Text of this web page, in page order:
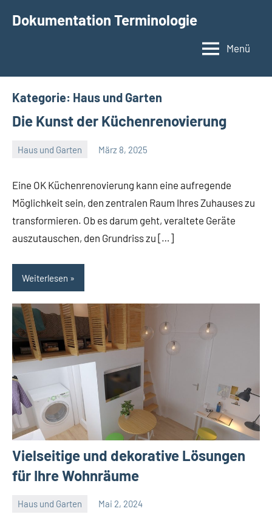
InhaltDokumentation Terminologie
Menü
Kategorie: Haus und Garten
Die Kunst der Küchenrenovierung
Haus und Garten März 8, 2025
Eine OK Küchenrenovierung kann eine aufregende
Möglichkeit sein, den zentralen Raum Ihres Zuhauses zu
transformieren. Ob es darum geht, veraltete Geräte
auszutauschen, den Grundriss zu […]
Weiterlesen
Vielseitige und dekorative Lösungen
für Ihre Wohnräume
Haus und Garten Mai 2, 2024